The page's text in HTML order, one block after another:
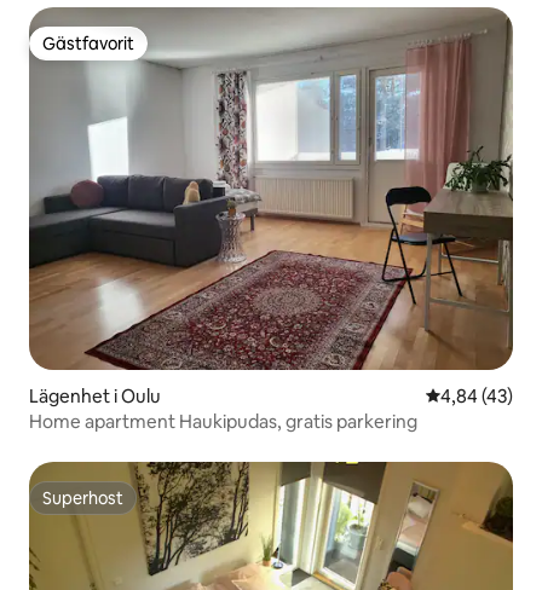
Gästfavorit
Gästfavorit
Lägenhet i Oulu 4,84 av 5 i
4,84 (43)
Home apartment Haukipudas, gratis parkering
Superhost
Superhost